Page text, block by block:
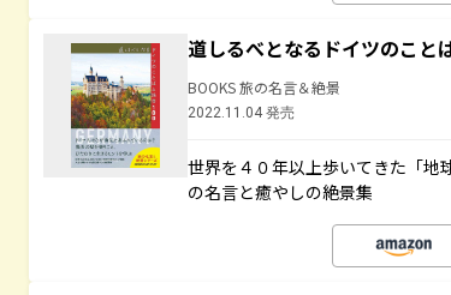
道しるべとなるドイツのこと
BOOKS 旅の名言＆絶景
2022.11.04 発売
世界を４０年以上歩いてきた「地
の名言と癒やしの絶景集